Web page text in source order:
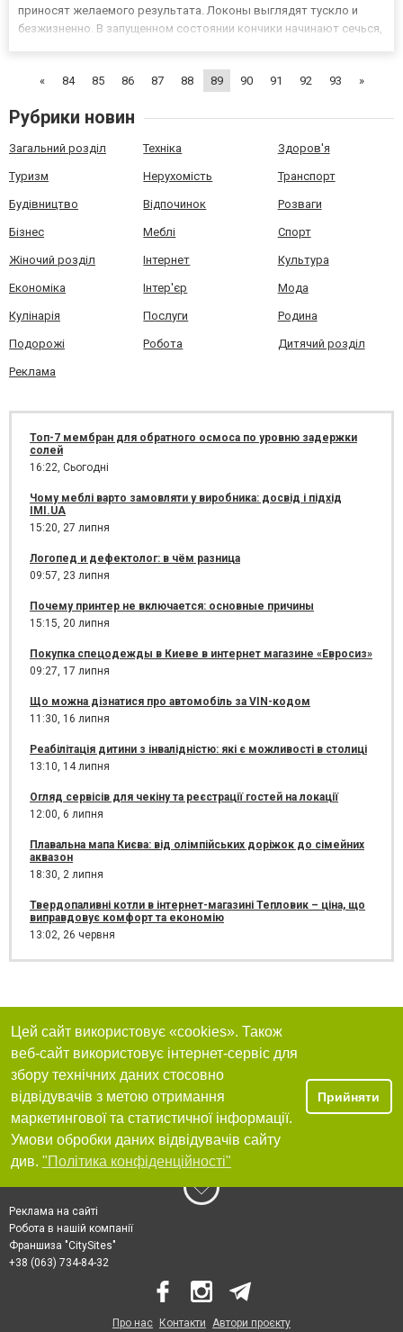
приносят желаемого результата. Локоны выглядят тускло и
безжизненно. В запущенном состоянии кончики начинают сечься,
«
84 85 86 87 88 89 90 91 92 93 »
Рубрики новин
Загальний розділ Техніка Здоров'я
Туризм Нерухомість Транспорт
Будівництво Відпочинок Розваги
Бізнес Меблі Спорт
Жіночий розділ Інтернет Культура
Економіка Інтер'єр Мода
Кулінарія Послуги Родина
Подорожі Робота Дитячий розділ
Реклама
Топ-7 мембран для обратного осмоса по уровню задержки
солей
16:22, Сьогодні
Чому меблі варто замовляти у виробника: досвід і підхід
IMI.UA
15:20, 27 липня
Логопед и дефектолог: в чём разница
09:57, 23 липня
Почему принтер не включается: основные причины
15:15, 20 липня
Покупка спецодежды в Киеве в интернет магазине «Евросиз»
09:27, 17 липня
Що можна дізнатися про автомобіль за VIN-кодом
11:30, 16 липня
Реабілітація дитини з інвалідністю: які є можливості в столиці
13:10, 14 липня
Огляд сервісів для чекіну та реєстрації гостей на локації
12:00, 6 липня
Плавальна мапа Києва: від олімпійських доріжок до сімейних
аквазон
18:30, 2 липня
Твердопаливні котли в інтернет-магазині Тепловик – ціна, що
виправдовує комфорт та економію
13:02, 26 червня
Цей сайт використовує «cookies». Також
веб-сайт використовує інтернет-сервіс для
збору технічних даних стосовно
відвідувачів з метою отримання
маркетингової та статистичної інформації.
Умови обробки даних відвідувачів сайту
див. "Політика конфіденційності"
Прийняти
Реклама на сайті
Робота в нашій компанії
Франшиза "CitySites"
+38 (063) 734-84-32
Про нас Контакти Автори проєкту